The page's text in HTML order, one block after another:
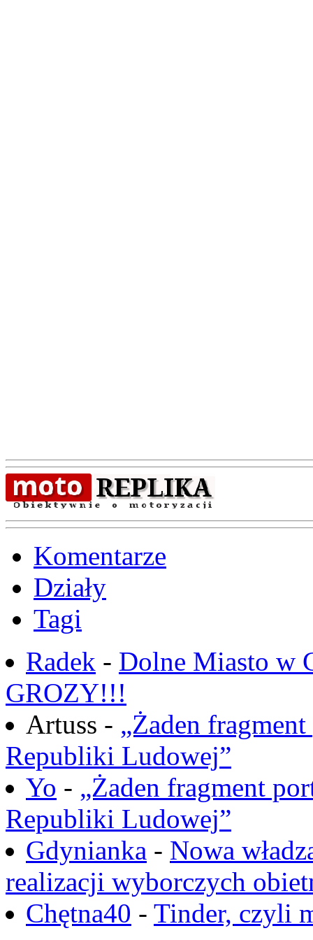
Komentarze
Działy
Tagi
Radek - Dolne Miasto w
GROZY!!!
Artuss - „Żaden
Republiki Ludowej”
Yo - „Żaden fragment
Republiki Ludowej”
Gdynianka - Nowa
realizacji wyborczych
Chętna40 - Tinder, czyli